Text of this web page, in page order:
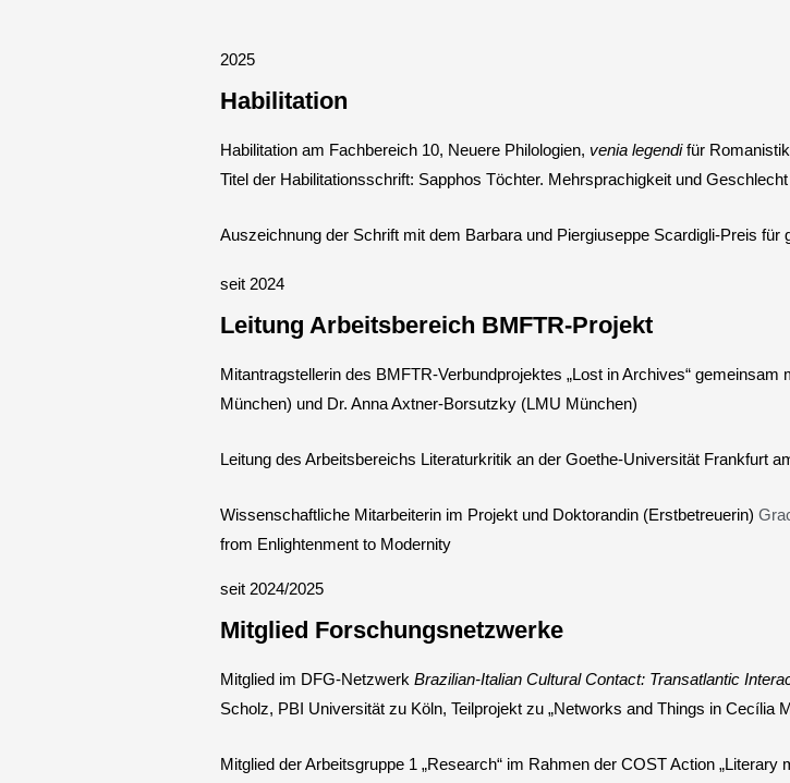
2025
Habilitation
Habilitation am Fachbereich 10, Neuere Philologien, venia legendifür Romanistik
Titel der Habilitationsschrift: Sapphos Töchter. Mehrsprachigkeit und
Auszeichnung der Schrift mit dem Barbara und Piergiuseppe Scardigli-Preis
seit 2024
Leitung Arbeitsbereich BMFTR-Projekt
Mitantragstellerin des BMFTR-Verbundprojektes „Lost in Archives“
München) und Dr. Anna Axtner-Borsutzky (LMU München)
Leitung des Arbeitsbereichs Literaturkritik an der Goethe-Universität Frankfurt
Wissenschaftliche Mitarbeiterin im Projekt und Doktorandin (Erstbetreuerin)
from Enlightenment to Modernity
seit 2024/2025
Mitglied Forschungsnetzwerke
Mitglied im DFG-Netzwerk Brazilian-Italian Cultural Contact: Transatlantic
Scholz, PBI Universität zu Köln, Teilprojekt zu „Networks and Things in Cecília
Mitglied der Arbeitsgruppe 1 „Research“ im Rahmen der COST Action